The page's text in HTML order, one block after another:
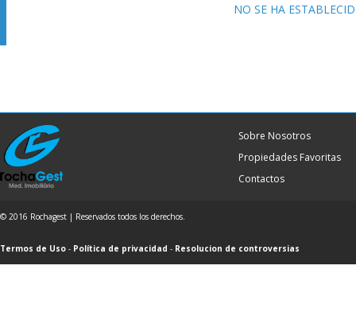
NO SE HA
Sobre Nosotros
Propiedades Favoritas
Contactos
© 2016 Rochagest | Reservados todos los derechos.
Termos de Uso - Política de privacidad - Resolucion de controversias